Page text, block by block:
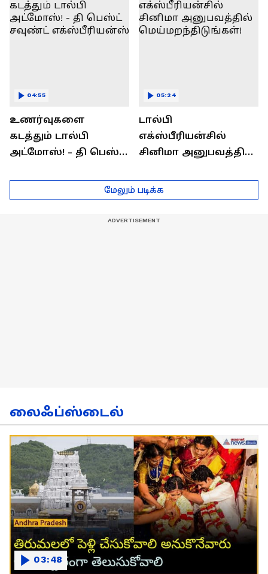
தெரிஞ்சுக்கணுமா?
உணர்வுகளை
கடத்தும் டால்பி
அட்மோஸ்! - தி பெஸ்ட்
எக்ஸ்பீரியன்ஸ்
04:55
டால்பி
எக்ஸ்பீரியன்சில்
சினிமா அனுபவத்தில்
05:24
மேலும் படிக்க
லைஃப்ஸ்டைல்
03:48